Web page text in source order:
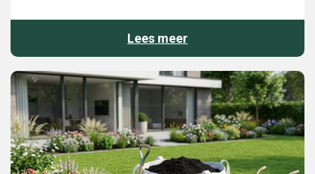
Lees meer